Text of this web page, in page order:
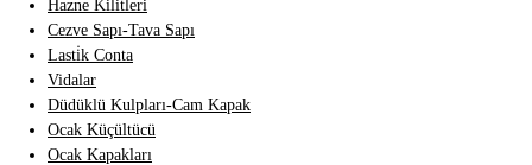
Hazne Ki̇litleri
Cezve Sapı-Tava Sapı
Lasti̇k Conta
Vidalar
Düdüklü Kulpları-Cam Kapak
Ocak Küçültücü
Ocak Kapakları